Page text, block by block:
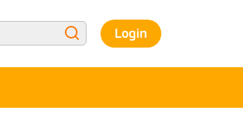
Login